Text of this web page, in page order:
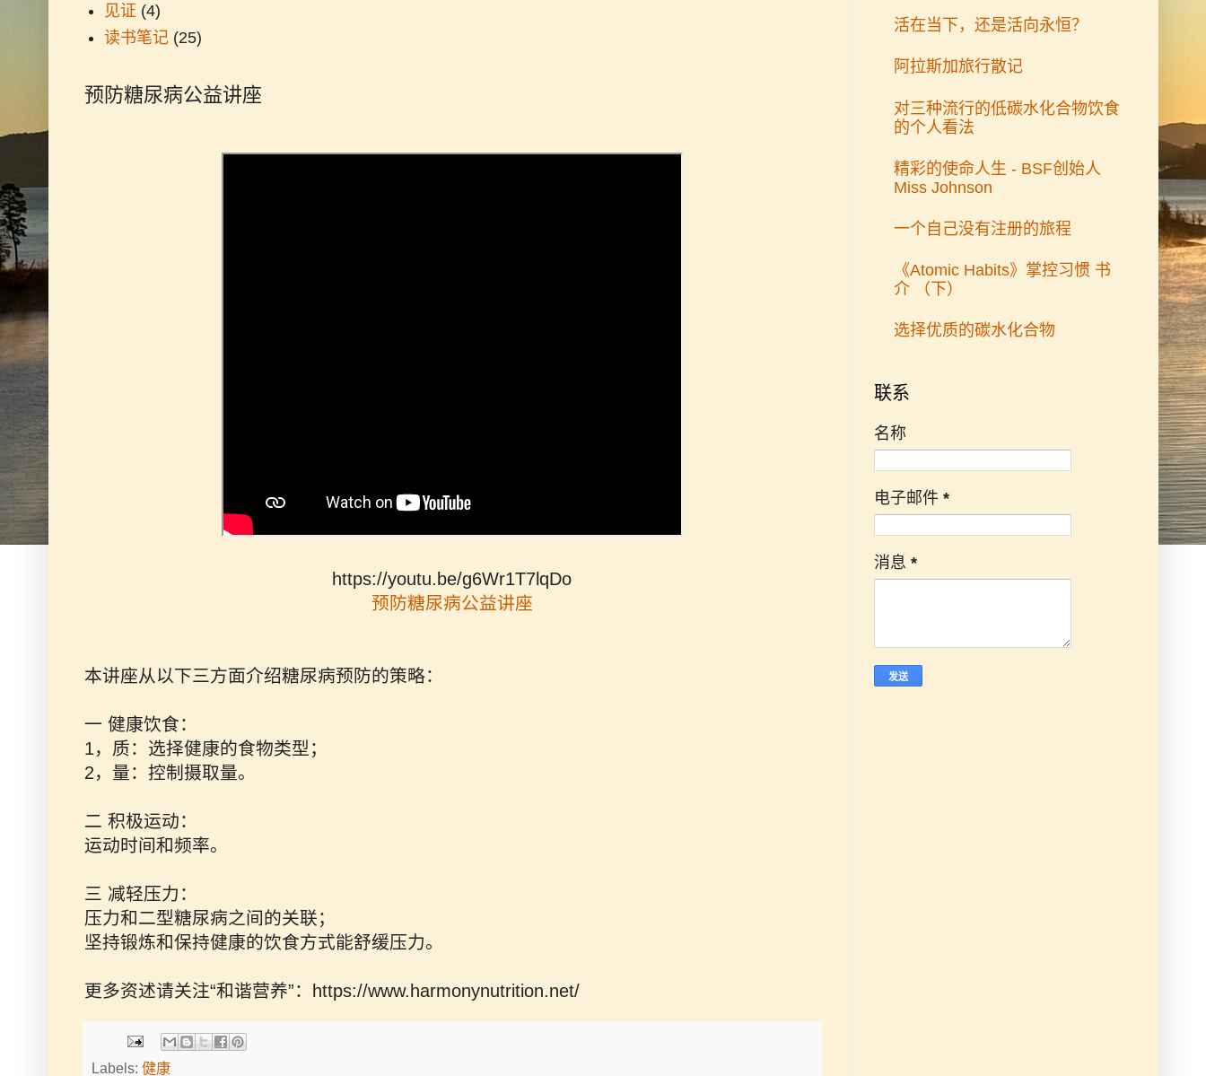
见证 (4)
读书笔记 (25)
预防糖尿病公益讲座
https://youtu.be/g6Wr1T7lqDo
预防糖尿病公益讲座
本讲座从以下三方面介绍糖尿病预防的策略：
一 健康饮食：
1，质：选择健康的食物类型；
2，量：控制摄取量。
二 积极运动：
运动时间和频率。
三 减轻压力：
压力和二型糖尿病之间的关联；
坚持锻炼和保持健康的饮食方式能舒缓压力。
更多资述请关注“和谐营养”：https://www.harmonynutrition.net/
Labels: 健康
活在当下，还是活向永恒？
阿拉斯加旅行散记
对三种流行的低碳水化合物饮食
的个人看法
精彩的使命人生 - BSF创始人
Miss Johnson
一个自己没有注册的旅程
《Atomic Habits》掌控习惯 书
介 （下）
选择优质的碳水化合物
联系
名称
电子邮件 *
消息 *